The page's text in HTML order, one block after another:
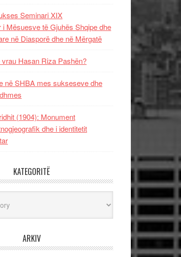
Seminari XIX
i Mësuesve të Gjuhës Shqipe dhe
në Diasporë dhe në Mërgatë
Hasan Riza Pashën?
në SHBA mes sukseseve dhe
(1904): Monument
dhe i identitetit
KATEGORITË
ARKIV